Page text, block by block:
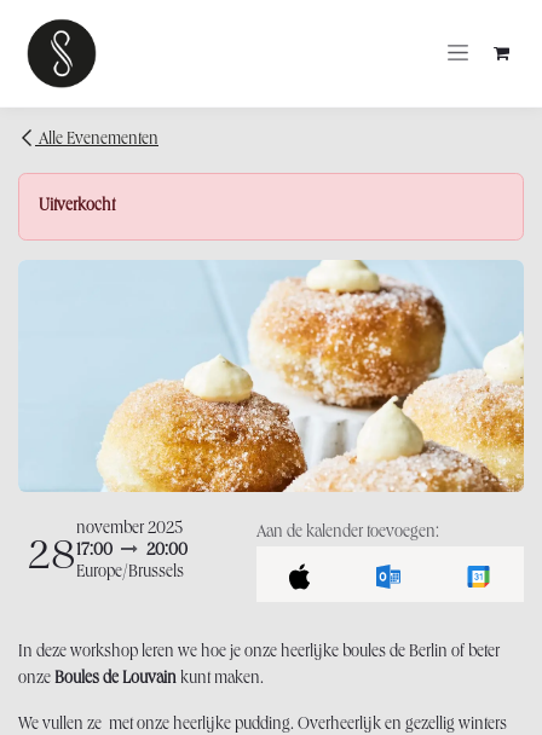
Alle Evenementen
Uitverkocht
28
november 2025
17:00
20:00
Europe/Brussels
Aan de kalender toevoegen:
In deze workshop leren we hoe je onze heerlijke boules de Berlin of beter
onze Boules de Louvain kunt maken.
We vullen ze met onze heerlijke pudding. Overheerlijk en gezellig winters